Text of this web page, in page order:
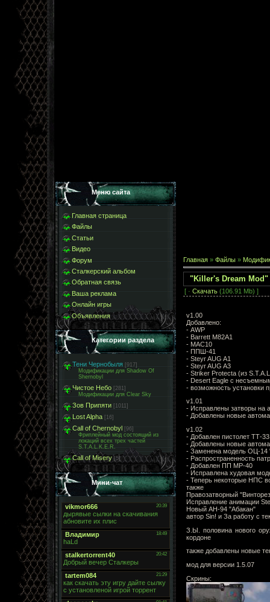
Меню сайта
Главная страница
Файлы
Статьи
Видео
Форум
Сталкерский альбом
Обратная связь
Ваша реклама
Онлайн игры
Объявления
Категории раздела
Тени Чернобыля [917]
Модификации для Shadow Of
Shernobyl
Чистое Небо [281]
Модификации для Clear Sky
Зов Припяти [1011]
Lost Alpha [16]
Call of Chernobyl [96]
Фриплейный мод состоящий из
локаций всех трех частей
S.T.A.L.K.E.R.
Call of Misery [5]
Мини-чат
Главная » Файлы »
"Killer's Dream Mod"
[ · Скачать (106.91 Mb) ]
v1.00
Добавлено:
- AWP
- Barrett M82A1
- MAC10
- ППШ-41
- Steyr AUG A1
- Steyr AUG A3
- Striker Protecta (из
- Desert Eagle с
- возможность установки
v1.01
- Исправлены затворы на
- Добавлены новые
v1.02
- Добавлен пистолет ТТ-33
- Добавлены новые
- Заменена модель ОЦ-14
- Распространенность
- Добавлен ПП МР-40
- Исправлена худовая
- Теперь некоторые НПС
также
Правозатворный
Исправление анимации
Новый АН-94 "Абакан"
автор Sin! и За работу с
З.Ы. половина нового
кордоне
также добавлены новые
мод для версии 1.5.07
Скрины: